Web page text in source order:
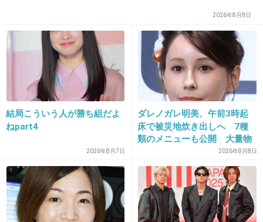
当たり前のことができなくても、ちょっと何か
するだけで褒められるんだろうね。
実際は日本語不自由じゃないし仕事減ってるん
だから
台本憶えるくらいやれよ！っていいたい。
っていうか、お父さんの件うやむやのまま
バックが真っ黒過ぎて眩暈がするわ。
+167 -27
2026年8月8日
結局こういう人が勝ち組だよ
ねpart4
2026年8月7日
ダレノガレ明美、午前3時起
床で被災地炊き出しへ 7種
類のメニューも公開 大量物
2026年8月8日